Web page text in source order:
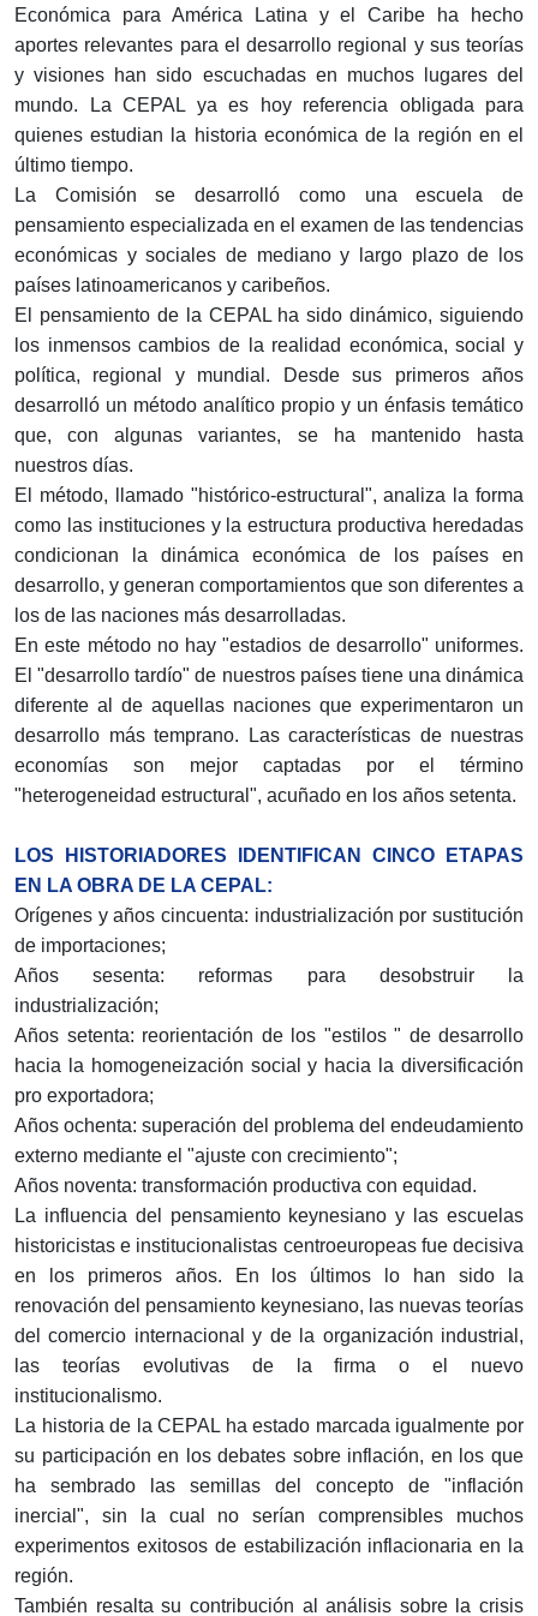
Económica para América Latina y el Caribe ha hecho
aportes relevantes para el desarrollo regional y sus teorías
y visiones han sido escuchadas en muchos lugares del
mundo. La CEPAL ya es hoy referencia obligada para
quienes estudian la historia económica de la región en el
último tiempo.
La Comisión se desarrolló como una escuela de
pensamiento especializada en el examen de las tendencias
económicas y sociales de mediano y largo plazo de los
países latinoamericanos y caribeños.
El pensamiento de la CEPAL ha sido dinámico, siguiendo
los inmensos cambios de la realidad económica, social y
política, regional y mundial. Desde sus primeros años
desarrolló un método analítico propio y un énfasis temático
que, con algunas variantes, se ha mantenido hasta
nuestros días.
El método, llamado "histórico-estructural", analiza la forma
como las instituciones y la estructura productiva heredadas
condicionan la dinámica económica de los países en
desarrollo, y generan comportamientos que son diferentes a
los de las naciones más desarrolladas.
En este método no hay "estadios de desarrollo" uniformes.
El "desarrollo tardío" de nuestros países tiene una dinámica
diferente al de aquellas naciones que experimentaron un
desarrollo más temprano. Las características de nuestras
economías son mejor captadas por el término
"heterogeneidad estructural", acuñado en los años setenta.
LOS HISTORIADORES IDENTIFICAN CINCO ETAPAS
EN LA OBRA DE LA CEPAL:
Orígenes y años cincuenta: industrialización por sustitución
de importaciones;
Años sesenta: reformas para desobstruir la
industrialización;
Años setenta: reorientación de los "estilos " de desarrollo
hacia la homogeneización social y hacia la diversificación
pro exportadora;
Años ochenta: superación del problema del endeudamiento
externo mediante el "ajuste con crecimiento";
Años noventa: transformación productiva con equidad.
La influencia del pensamiento keynesiano y las escuelas
historicistas e institucionalistas centroeuropeas fue decisiva
en los primeros años. En los últimos lo han sido la
renovación del pensamiento keynesiano, las nuevas teorías
del comercio internacional y de la organización industrial,
las teorías evolutivas de la firma o el nuevo
institucionalismo.
La historia de la CEPAL ha estado marcada igualmente por
su participación en los debates sobre inflación, en los que
ha sembrado las semillas del concepto de "inflación
inercial", sin la cual no serían comprensibles muchos
experimentos exitosos de estabilización inflacionaria en la
región.
También resalta su contribución al análisis sobre la crisis